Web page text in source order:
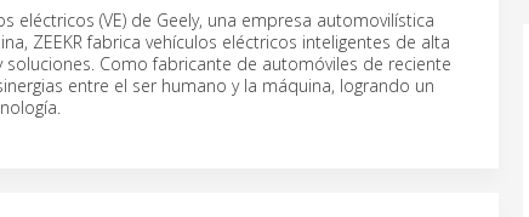
eléctricos (VE) de Geely, una empresa automovilística
ZEEKR fabrica vehículos eléctricos inteligentes de alta
soluciones. Como fabricante de automóviles de reciente
entre el ser humano y la máquina, logrando un